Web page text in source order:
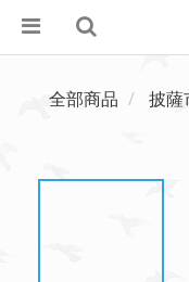
全部商品 披薩